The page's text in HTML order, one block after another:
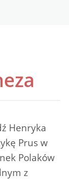
Henryka
Prus w
Polaków
z